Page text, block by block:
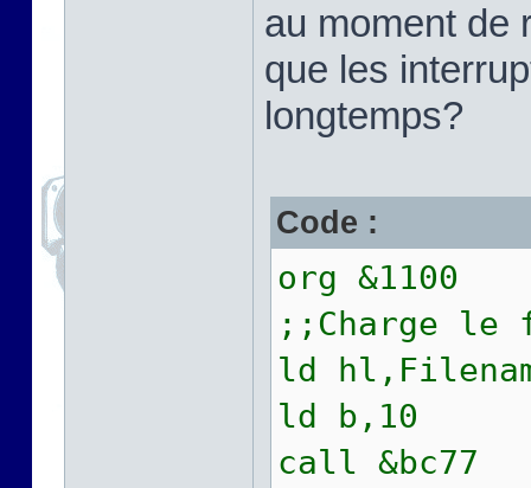
au moment de
que les
longtemps?
Code :
org &1100
;;Charge le
ld
ld b,10
call &bc77